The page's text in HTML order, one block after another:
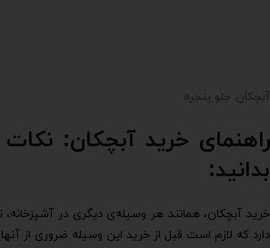
آبچکان جلو پنجره
راهنمای خرید آبچکان:
بدانید:
خرید آبچکان، همانند هر وسیله‌ی دیگری در
دارد که لازم است قبل از خرید این وسیله ضروری از آنها